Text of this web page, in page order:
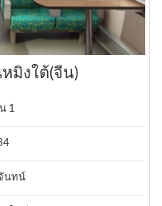
มิงใต้(จีน)
1
นทน์